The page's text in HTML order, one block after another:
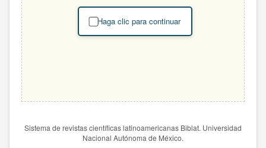
Haga clic para continuar
Sistema de revistas científicas latinoamericanas Biblat. Universidad
Nacional Autónoma de México.